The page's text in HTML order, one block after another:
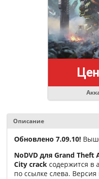
Описание
Обновлено 7.09.10!
NoDVD для Grand
City crack содержится в
по ссылке слева. Версия